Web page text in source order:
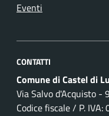
Eventi
CONTATTI
Comune di Castel di
Via Salvo d'Acquisto -
Codice fiscale / P.